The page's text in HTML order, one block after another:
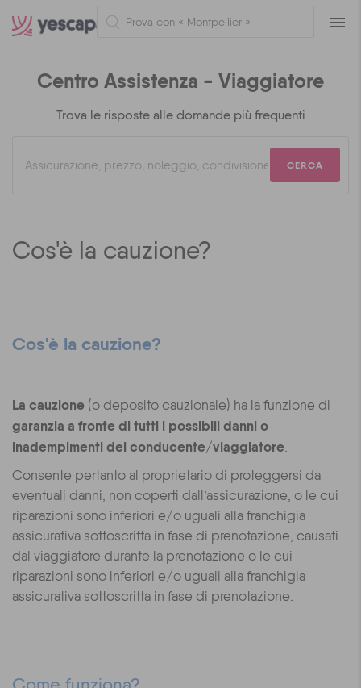
Centro Assistenza - Viaggiatore
Trova le risposte alle domande più frequenti
CERCA
Cos'è la cauzione?
Cos'è la cauzione?
La cauzione (o deposito cauzionale) ha la funzione di
garanzia a fronte di tutti i possibili danni o
inadempimenti del conducente/viaggiatore.
Consente pertanto al proprietario di proteggersi da
eventuali danni, non coperti dall’assicurazione, o le cui
riparazioni sono inferiori e/o uguali alla franchigia
assicurativa sottoscritta in fase di prenotazione, causati
dal viaggiatore durante la prenotazione o le cui
riparazioni sono inferiori e/o uguali alla franchigia
assicurativa sottoscritta in fase di prenotazione.